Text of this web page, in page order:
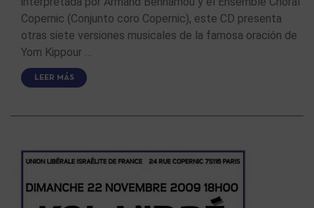
Copernic (Conjunto coro Copernic), este CD presenta
otras siete versiones musicales de la famosa oración de
Yom Kippour …
LEER MÁS